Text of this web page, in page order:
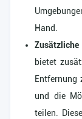
Hand.
Zusätzliche
bietet
Entfernung
und die
teilen.